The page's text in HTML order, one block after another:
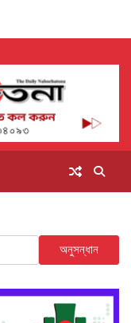
অনুসন্ধান